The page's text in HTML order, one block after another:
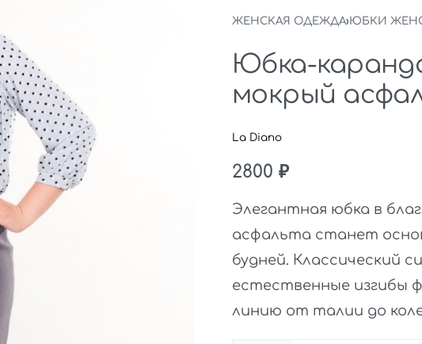
ЖЕНСКАЯ ОДЕЖДА›ЮБКИ
Юбка-
мокрый
La Diano
2800 ₽
Элегантная юбка в
асфальта станет
будней. Классический
естественные изгибы
линию от талии до